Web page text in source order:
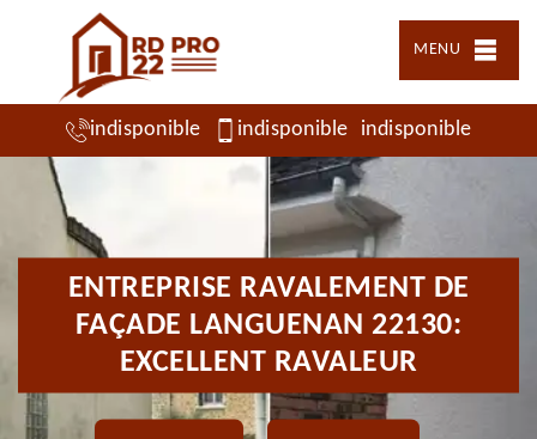
MENU
indisponible indisponible indisponible
ENTREPRISE RAVALEMENT DE
FAÇADE LANGUENAN 22130:
EXCELLENT RAVALEUR